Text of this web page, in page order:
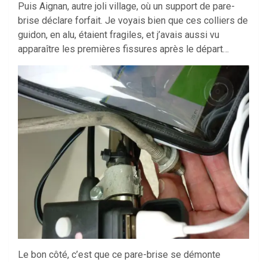
Puis Aignan, autre joli village, où un support de pare-
brise déclare forfait. Je voyais bien que ces colliers de
guidon, en alu, étaient fragiles, et j’avais aussi vu
apparaître les premières fissures après le départ…
Le bon côté, c’est que ce pare-brise se démonte